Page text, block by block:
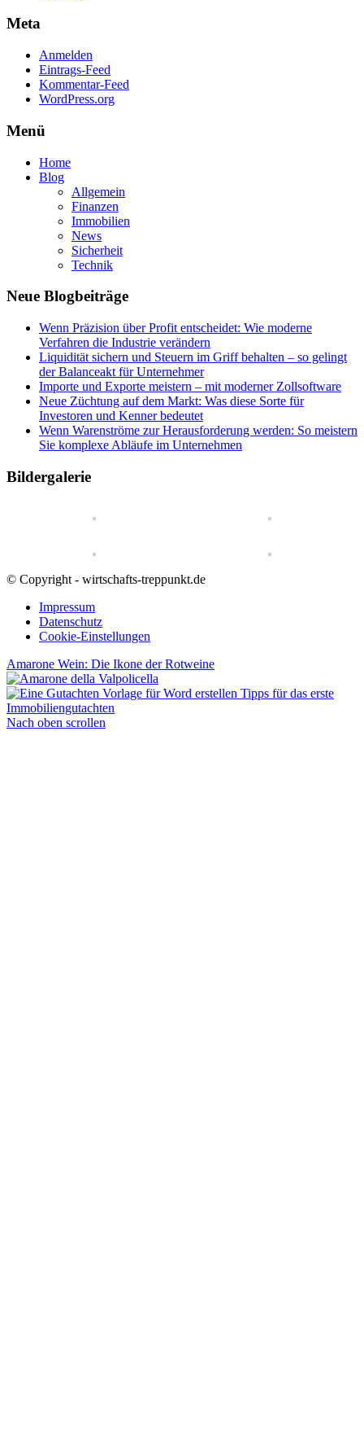
Meta
Anmelden
Eintrags-Feed
Kommentar-Feed
WordPress.org
Menü
Home
Blog
Allgemein
Finanzen
Immobilien
News
Sicherheit
Technik
Neue Blogbeiträge
Wenn Präzision über Profit entscheidet: Wie moderne
Verfahren die Industrie verändern
Liquidität sichern und Steuern im Griff behalten – so gelingt
der Balanceakt für Unternehmer
Importe und Exporte meistern – mit moderner Zollsoftware
Neue Züchtung auf dem Markt: Was diese Sorte für
Investoren und Kenner bedeutet
Wenn Warenströme zur Herausforderung werden: So meistern
Sie komplexe Abläufe im Unternehmen
Bildergalerie
© Copyright - wirtschafts-treppunkt.de
Impressum
Datenschutz
Cookie-Einstellungen
Amarone Wein: Die Ikone der Rotweine
Tipps für das erste
Immobiliengutachten
Nach oben scrollen